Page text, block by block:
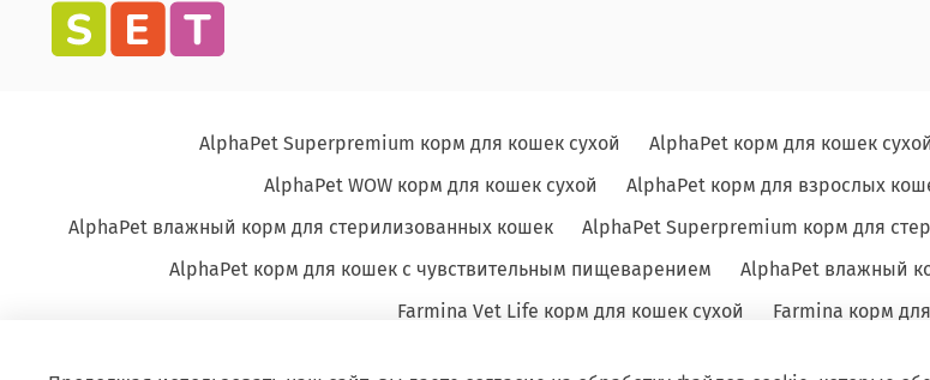
AlphaPet Superpremium корм для кошек сухой AlphaPet корм для кошек сухой
AlphaPet WOW корм для кошек сухой
AlphaPet корм для взрослых
AlphaPet влажный корм для стерилизованных кошек
AlphaPet Superpremium корм для
AlphaPet корм для кошек с чувствительным пищеварением
AlphaPet влажный
Farmina Vet Life корм для кошек сухой
Farmina корм